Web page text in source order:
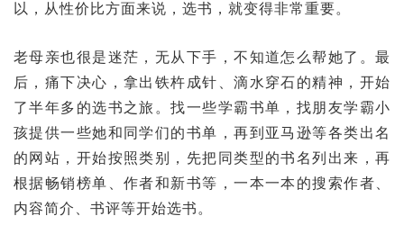
以，从性价比方面来说，选书，就变得非常重要。
老母亲也很是迷茫，无从下手，不知道怎么帮她了。最
后，痛下决心，拿出铁杵成针、滴水穿石的精神，开始
了半年多的选书之旅。找一些学霸书单，找朋友学霸小
孩提供一些她和同学们的书单，再到亚马逊等各类出名
的网站，开始按照类别，先把同类型的书名列出来，再
根据畅销榜单、作者和新书等，一本一本的搜索作者、
内容简介、书评等开始选书。